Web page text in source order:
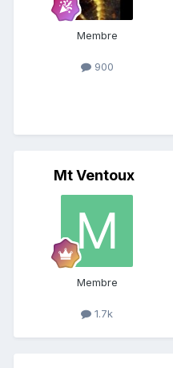
Membre
900
Mt Ventoux
Membre
1.7k